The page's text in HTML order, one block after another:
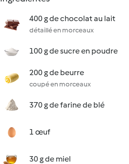
400 g de chocolat au lait
détaillé en morceaux
100 g de sucre en poudre
200 g de beurre
coupé en morceaux
370 g de farine de blé
1 œuf
30 g de miel